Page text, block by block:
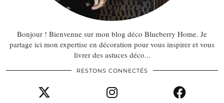
Bonjour ! Bienvenue sur mon blog déco Blueberry Home. Je
partage ici mon expertise en décoration pour vous inspirer et vous
livrer des astuces déco...
RESTONS CONNECTÉS